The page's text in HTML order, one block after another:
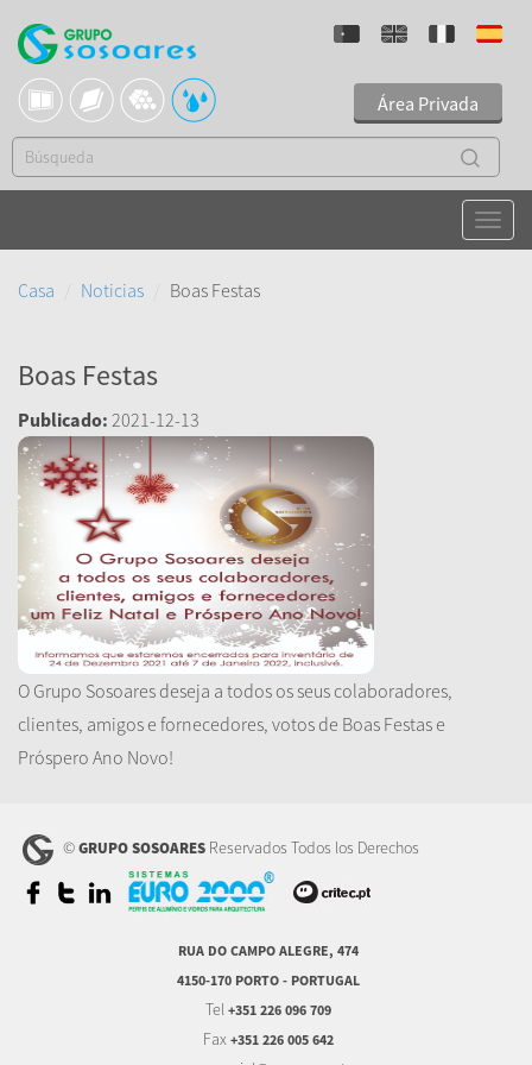
Área Privada
Casa Noticias Boas Festas
Boas Festas
Publicado: 2021-12-13
O Grupo Sosoares deseja a todos os seus colaboradores,
clientes, amigos e fornecedores, votos de Boas Festas e
Próspero Ano Novo!
©GRUPO SOSOARES Reservados Todos los Derechos
RUA DO CAMPO ALEGRE, 474
4150-170 PORTO - PORTUGAL
Tel +351 226 096 709
Fax +351 226 005 642